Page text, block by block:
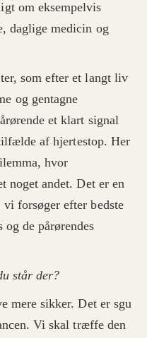
om eksempelvis
daglige medicin og
som efter et langt liv
og gentagne
et klart signal
af hjertestop. Her
hvor
noget andet. Det er en
forsøger efter bedste
og de pårørendes
står der?
mere sikker. Det er sgu
Vi skal træffe den